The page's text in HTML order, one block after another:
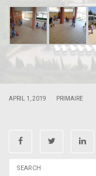
APRIL 1, 2019 PRIMAIRE